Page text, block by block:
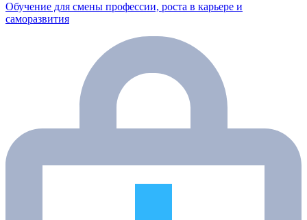
Обучение для смены профессии, роста в карьере и
саморазвития